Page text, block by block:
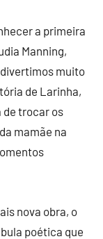
a primeira
Manning,
muito
de Larinha,
de trocar os
mamãe na
nova obra, o
poética que